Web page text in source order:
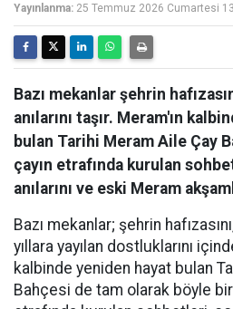
Yayınlanma: 25 Temmuz 2026 Cumartesi
Bazı mekanlar şehrin
anılarını taşır. Meram'ın
bulan Tarihi Meram Aile Çay
çayın etrafında kurulan
anılarını ve eski Meram
Bazı mekanlar; şehrin
yıllara yayılan dostluklarını
kalbinde yeniden hayat bulan
Bahçesi de tam olarak böyle bir